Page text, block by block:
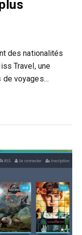
des nationalités
Travel, une
de voyages…